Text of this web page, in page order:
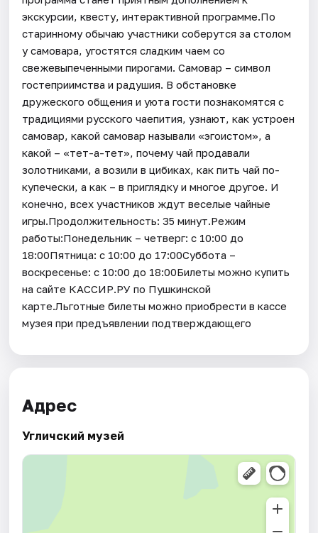
экскурсии, квесту, интерактивной программе.По
старинному обычаю участники соберутся за столом
у самовара, угостятся сладким чаем со
свежевыпеченными пирогами. Самовар – символ
гостеприимства и радушия. В обстановке
дружеского общения и уюта гости познакомятся с
традициями русского чаепития, узнают, как устроен
самовар, какой самовар называли «эгоистом», а
какой – «тет-а-тет», почему чай продавали
золотниками, а возили в цибиках, как пить чай по-
купечески, а как – в приглядку и многое другое. И
конечно, всех участников ждут веселые чайные
игры.Продолжительность: 35 минут.Режим
работы:Понедельник – четверг: с 10:00 до
18:00Пятница: с 10:00 до 17:00Суббота –
воскресенье: с 10:00 до 18:00Билеты можно купить
на сайте КАССИР.РУ по Пушкинской
карте.Льготные билеты можно приобрести в кассе
музея при предъявлении подтверждающего
Адрес
Угличский музей